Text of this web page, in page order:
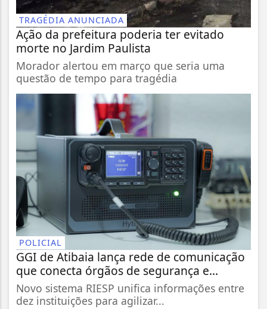
TRAGÉDIA ANUNCIADA
Ação da prefeitura poderia ter evitado
morte no Jardim Paulista
Morador alertou em março que seria uma
questão de tempo para tragédia
POLICIAL
GGI de Atibaia lança rede de comunicação
que conecta órgãos de segurança e...
Novo sistema RIESP unifica informações entre
dez instituições para agilizar...